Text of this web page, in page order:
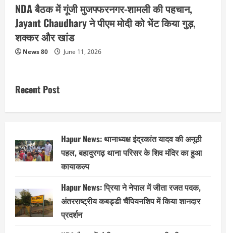
NDA बैठक में गूंजी मुजफ्फरनगर-शामली की पहचान,
Jayant Chaudhary ने पीएम मोदी को भेंट किया गुड़,
शक्कर और खांड
News 80 June 11, 2026
Recent Post
Hapur News: थानाध्यक्ष इंद्रकांत यादव की अनूठी
पहल, बहादुरगढ़ थाना परिसर के शिव मंदिर का हुआ
कायाकल्प
Hapur News: प्रिया ने नेपाल में जीता रजत पदक,
अंतरराष्ट्रीय कबड्डी चैंपियनशिप में किया शानदार
प्रदर्शन